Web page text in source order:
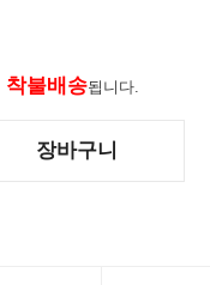
착불배송됩니다.
장바구니